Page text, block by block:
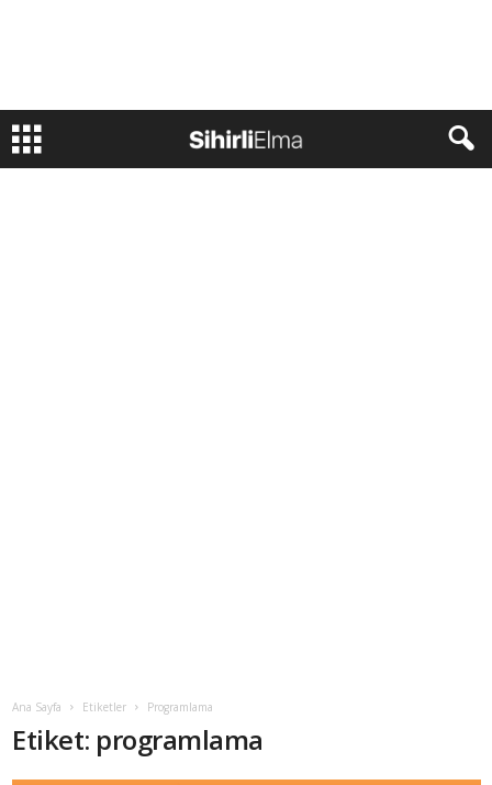
Ana Sayfa Etiketler Programlama
Etiket: programlama